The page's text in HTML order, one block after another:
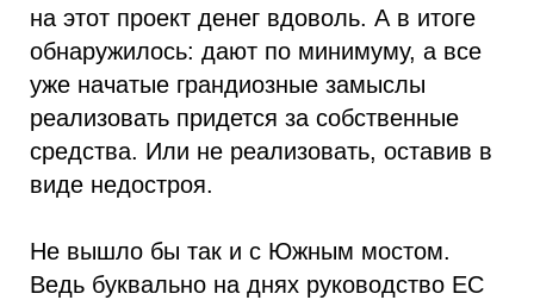
на этот проект денег вдоволь. А в итоге
обнаружилось: дают по минимуму, а все
уже начатые грандиозные замыслы
реализовать придется за собственные
средства. Или не реализовать, оставив в
виде недостроя.
Не вышло бы так и с Южным мостом.
Ведь буквально на днях руководство ЕС